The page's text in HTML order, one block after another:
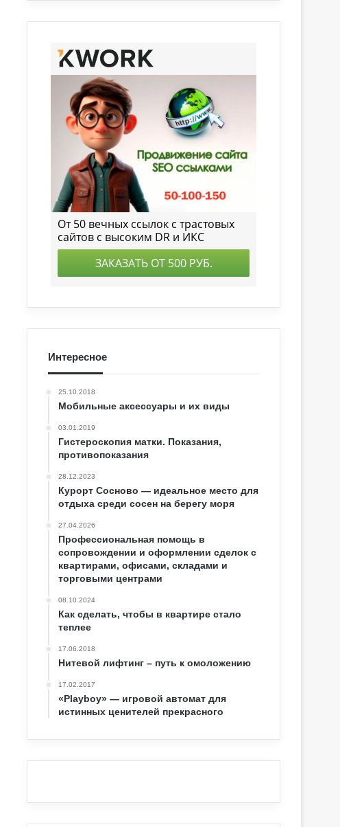
Интересное
25.10.2018
Мобильные аксессуары и их виды
03.01.2019
Гистероскопия матки. Показания,
противопоказания
28.12.2023
Курорт Сосново — идеальное место для
отдыха среди сосен на берегу моря
27.04.2026
Профессиональная помощь в
сопровождении и оформлении сделок с
квартирами, офисами, складами и
торговыми центрами
08.10.2024
Как сделать, чтобы в квартире стало
теплее
17.06.2018
Нитевой лифтинг – путь к омоложению
17.02.2017
«Playboy» — игровой автомат для
истинных ценителей прекрасного